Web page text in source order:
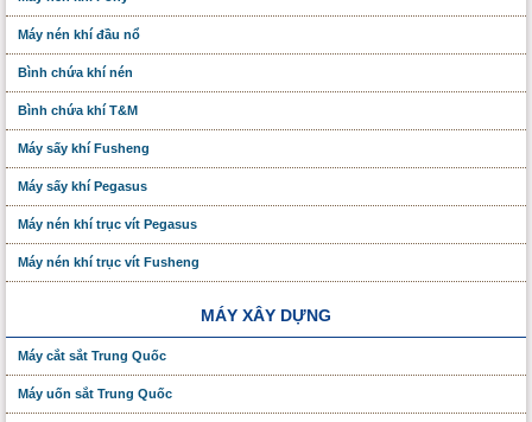
Máy nén khí đầu nổ
Bình chứa khí nén
Bình chứa khí T&M
Máy sấy khí Fusheng
Máy sấy khí Pegasus
Máy nén khí trục vít Pegasus
Máy nén khí trục vít Fusheng
MÁY XÂY DỰNG
Máy cắt sắt Trung Quốc
Máy uốn sắt Trung Quốc